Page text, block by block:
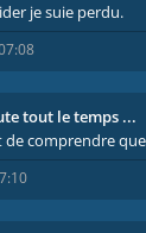
je suie perdu.
tout le temps ...
comprendre